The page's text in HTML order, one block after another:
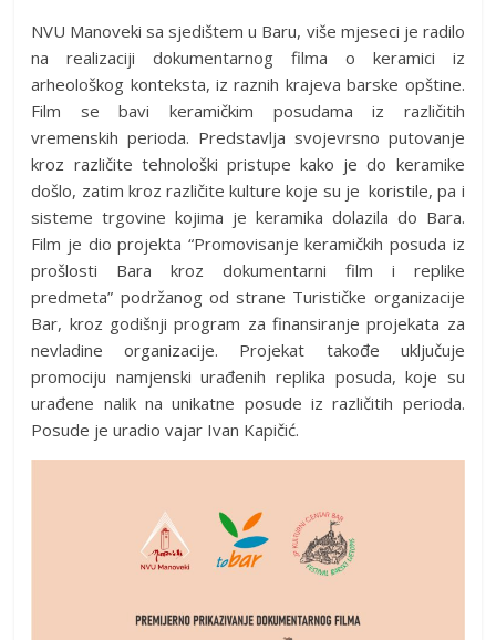
NVU Manoveki sa sjedištem u Baru, više mjeseci je radilo
na realizaciji dokumentarnog filma o keramici iz
arheološkog konteksta, iz raznih krajeva barske opštine.
Film se bavi keramičkim posudama iz različitih
vremenskih perioda. Predstavlja svojevrsno putovanje
kroz različite tehnološki pristupe kako je do keramike
došlo, zatim kroz različite kulture koje su je koristile, pa i
sisteme trgovine kojima je keramika dolazila do Bara.
Film je dio projekta “Promovisanje keramičkih posuda iz
prošlosti Bara kroz dokumentarni film i replike
predmeta” podržanog od strane Turističke organizacije
Bar, kroz godišnji program za finansiranje projekata za
nevladine organizacije. Projekat takođe uključuje
promociju namjenski urađenih replika posuda, koje su
urađene nalik na unikatne posude iz različitih perioda.
Posude je uradio vajar Ivan Kapičić.